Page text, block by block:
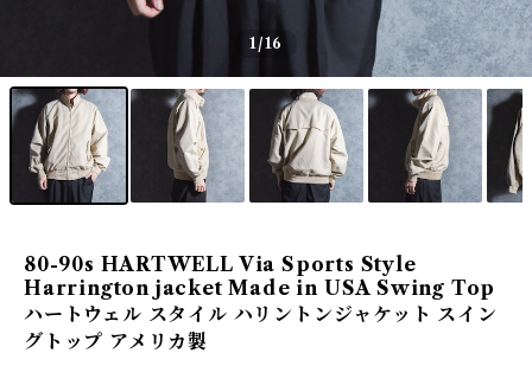
1/16
80-90s HARTWELL Via Sports Style
Harrington jacket Made in USA Swing Top
ハートウェル スタイル ハリントンジャケット スイン
グトップ アメリカ製